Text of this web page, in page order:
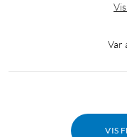
Var
VIS